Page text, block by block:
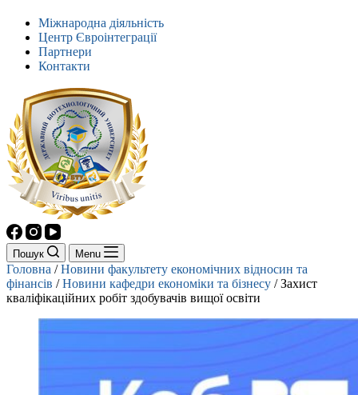
Міжнародна діяльність
Центр Євроінтеграції
Партнери
Контакти
Пошук Menu
Головна /Новини факультету економічних відносин та
фінансів /Новини кафедри економіки та бізнесу /Захист
кваліфікаційних робіт здобувачів вищої освіти